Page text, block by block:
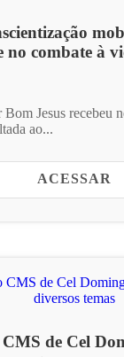
no combate à
Bom Jesus recebeu
ao...
ACESSAR
de Cel